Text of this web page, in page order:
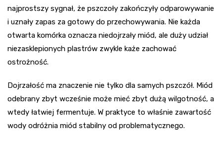
najprostszy sygnał, że pszczoły zakończyły odparowywanie
i uznały zapas za gotowy do przechowywania. Nie każda
otwarta komórka oznacza niedojrzały miód, ale duży udział
niezasklepionych plastrów zwykle każe zachować
ostrożność.
Dojrzałość ma znaczenie nie tylko dla samych pszczół. Miód
odebrany zbyt wcześnie może mieć zbyt dużą wilgotność, a
wtedy łatwiej fermentuje. W praktyce to właśnie zawartość
wody odróżnia miód stabilny od problematycznego.